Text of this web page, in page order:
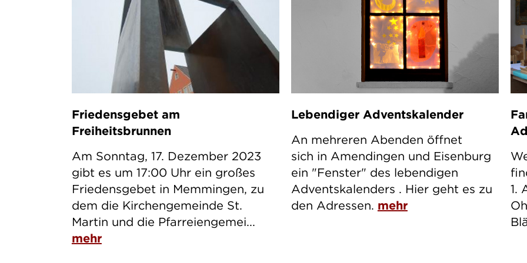
Friedensgebet am
Freiheitsbrunnen
Am Sonntag, 17. Dezember 2023
gibt es um 17:00 Uhr ein großes
Friedensgebet in Memmingen, zu
dem die Kirchengemeinde St.
Martin und die Pfarreiengemei...
mehr
Lebendiger Adventskalender
An mehreren Abenden öffnet
sich in Amendingen und Eisenburg
ein "Fenster" des lebendigen
Adventskalenders . Hier geht es zu
den Adressen. mehr
1.